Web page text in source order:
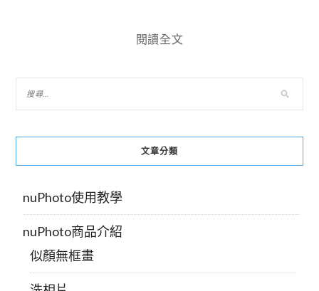
閱讀全文
文章分類
nuPhoto使用教學
nuPhoto商品介紹
似顏無框畫